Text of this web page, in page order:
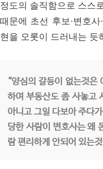
정도의 솔직함으로 스스
때문에 초선 후보·변호
현을 오롯이 드러내는 듯
“양심의 갈등이 없는것은
하여 부동산도 좀 사놓고
아니고 그일 다보아 주다
당한 사람이 변호사는 왜
람 편리하게 안되어 있는